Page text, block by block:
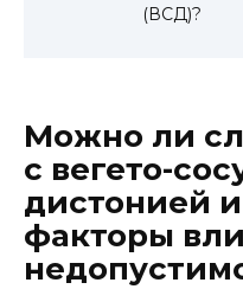
(ВСД)?
Можно ли
с вегето-
дистонией
факторы